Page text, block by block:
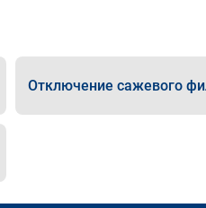
Отключение сажевого